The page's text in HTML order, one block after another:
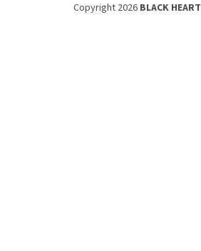
Copyright 2026 BLACK HEART